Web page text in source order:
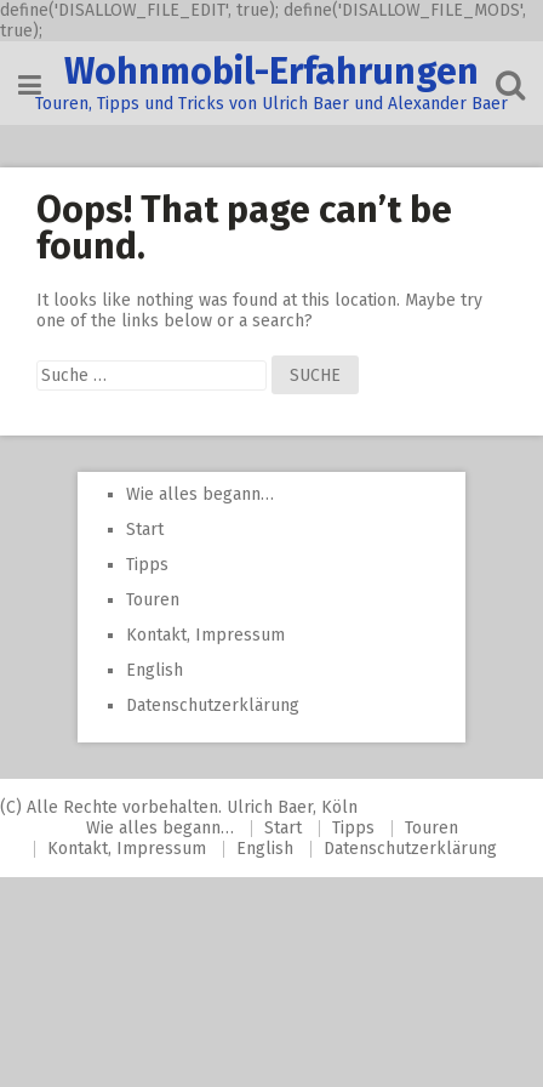
define('DISALLOW_FILE_EDIT', true); define('DISALLOW_FILE_MODS',
true);
content
Wohnmobil-Erfahrungen
Touren, Tipps und Tricks von Ulrich Baer und Alexander Baer
Oops! That page can’t be
found.
It looks like nothing was found at this location. Maybe try
one of the links below or a search?
Suche
nach:
Wie alles begann…
Start
Tipps
Touren
Kontakt, Impressum
English
Datenschutzerklärung
(C) Alle Rechte vorbehalten. Ulrich Baer, Köln
Wie alles begann…
Start Tipps
Touren
Kontakt, Impressum
English Datenschutzerklärung